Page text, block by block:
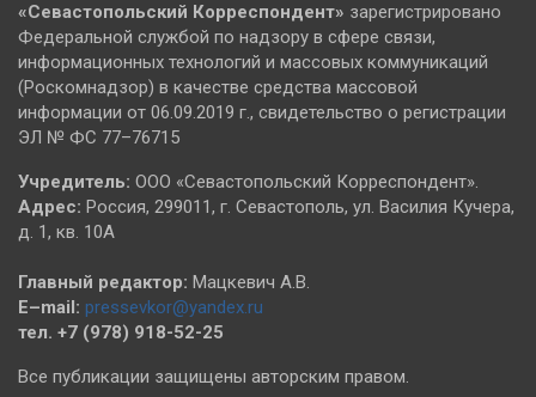
«Севастопольский Корреспондент» зарегистрировано
Федеральной службой по надзору в сфере связи,
информационных технологий и массовых коммуникаций
(Роскомнадзор) в качестве средства массовой
информации от 06.09.2019 г., свидетельство о регистрации
ЭЛ № ФС 77–76715
Учредитель: ООО «Севастопольский Корреспондент».
Адрес: Россия, 299011, г. Севастополь, ул. Василия Кучера,
д. 1, кв. 10А
Главный редактор: Мацкевич А.В.
E–mail: pressevkor@yandex.ru
тел. +7 (978) 918-52-25
Все публикации защищены авторским правом.